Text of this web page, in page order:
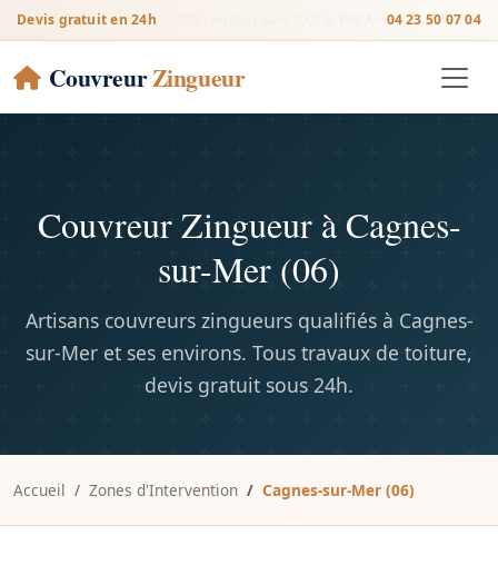
Devis gratuit en 24h 04 23 50 07 04
CouvreurZingueur
Couvreur Zingueur à Cagnes-
sur-Mer (06)
Artisans couvreurs zingueurs qualifiés à Cagnes-
sur-Mer et ses environs. Tous travaux de toiture,
devis gratuit sous 24h.
Accueil Zones d'Intervention Cagnes-sur-Mer (06)